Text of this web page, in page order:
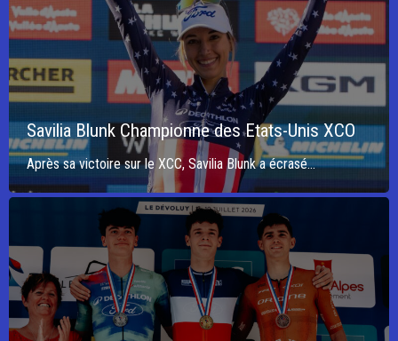
Savilia Blunk Championne des Etats-Unis XCO
Après sa victoire sur le XCC, Savilia Blunk a écrasé...